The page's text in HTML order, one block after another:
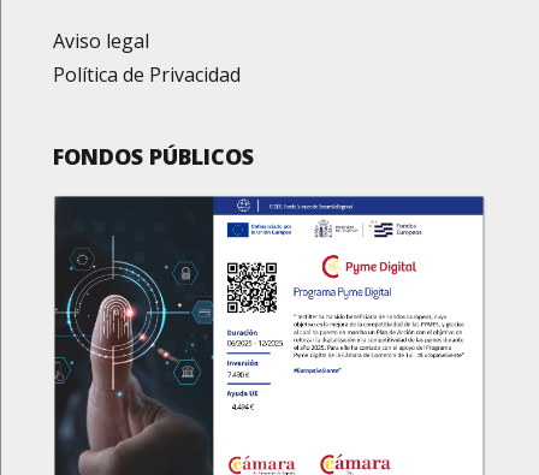
Aviso legal
Política de Privacidad
FONDOS PÚBLICOS